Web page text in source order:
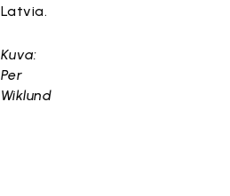
Latvia.
Kuva:
Per
Wiklund